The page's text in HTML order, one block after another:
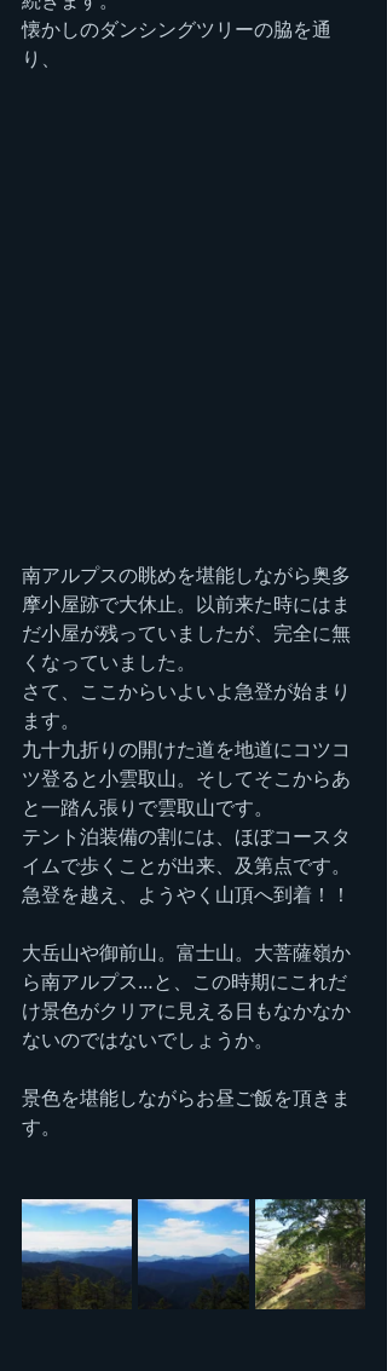
懐かしのダンシングツリーの脇を通
り、
南アルプスの眺めを堪能しながら奥多
摩小屋跡で大休止。以前来た時にはま
だ小屋が残っていましたが、完全に無
くなっていました。
さて、ここからいよいよ急登が始まり
ます。
九十九折りの開けた道を地道にコツコ
ツ登ると小雲取山。そしてそこからあ
と一踏ん張りで雲取山です。
テント泊装備の割には、ほぼコースタ
イムで歩くことが出来、及第点です。
急登を越え、ようやく山頂へ到着！！
大岳山や御前山。富士山。大菩薩嶺か
ら南アルプス…と、この時期にこれだ
け景色がクリアに見える日もなかなか
ないのではないでしょうか。
景色を堪能しながらお昼ご飯を頂きま
す。